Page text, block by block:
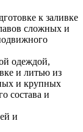
к заливке
сложных и
одеждой,
и литью из
и крупных
состава и
и